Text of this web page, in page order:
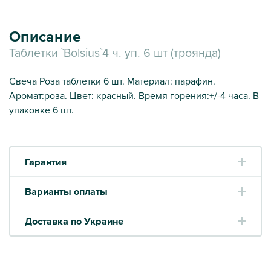
Описание
Таблетки `Bolsius`4 ч. уп. 6 шт (троянда)
Свеча Роза таблетки 6 шт. Материал: парафин.
Аромат:роза. Цвет: красный. Время горения:+/-4 часа. В
упаковке 6 шт.
Гарантия
Варианты оплаты
Доставка по Украине